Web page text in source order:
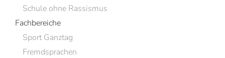
Schule ohne Rassismus
Fachbereiche
Sport Ganztag
Fremdsprachen